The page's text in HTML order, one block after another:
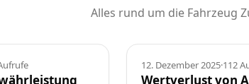
Alles rund um die Fahrzeug
Ratgeber
12. Dezember 2025·112
Wertverlust von